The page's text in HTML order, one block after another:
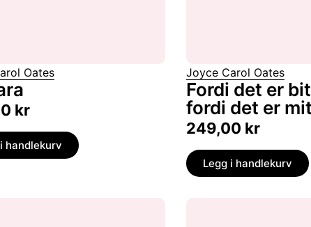
Oates
kr
handlekurv
Joyce Carol Oates
Fordi det er
fordi det er
249,00 kr
Legg i handlekurv